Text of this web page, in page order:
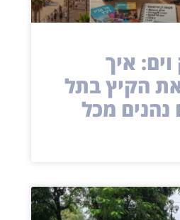
איך
הקיץ בתל
נהנים מכל